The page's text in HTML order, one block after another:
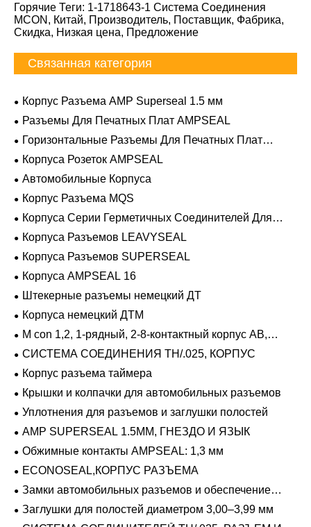
Горячие Теги: 1-1718643-1 Система Соединения
MCON, Китай, Производитель, Поставщик, Фабрика,
Скидка, Низкая цена, Предложение
Связанная категория
Корпус Разъема AMP Superseal 1.5 мм
Разъемы Для Печатных Плат AMPSEAL
Горизонтальные Разъемы Для Печатных Плат
AMPSEAL
Корпуса Розеток AMPSEAL
Автомобильные Корпуса
Корпус Разъема MQS
Корпуса Серии Герметичных Соединителей Для
Тяжелых Условий Эксплуатации
Корпуса Разъемов LEAVYSEAL
Корпуса Разъемов SUPERSEAL
Корпуса AMPSEAL 16
Штекерные разъемы немецкий ДТ
Корпуса немецкий ДТМ
M con 1,2, 1-рядный, 2-8-контактный корпус AB,
герметичный
СИСТЕМА СОЕДИНЕНИЯ TH/.025, КОРПУС
Корпус разъема таймера
Крышки и колпачки для автомобильных разъемов
Уплотнения для разъемов и заглушки полостей
AMP SUPERSEAL 1.5MM, ГНЕЗДО И ЯЗЫК
Обжимные контакты AMPSEAL: 1,3 мм
ECONOSEAL,КОРПУС РАЗЪЕМА
Замки автомобильных разъемов и обеспечение
положения
Заглушки для полостей диаметром 3,00–3,99 мм